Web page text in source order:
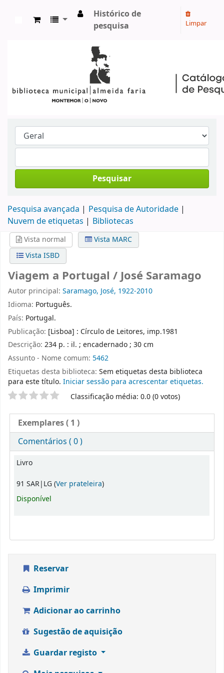
Histórico de
pesquisa
Limpar
Pesquisar
Pesquisa avançada
Pesquisa de Autoridade
Nuvem de etiquetas
Bibliotecas
Vista normal
Vista MARC
Vista ISBD
Viagem a Portugal / José Saramago
Autor principal: Saramago, José, 1922-2010
Idioma: Português.
País: Portugal.
Publicação: [Lisboa] : Círculo de Leitores, imp.1981
Descrição: 234 p. : il. ; encadernado ; 30 cm
Assunto - Nome comum: 5462
Etiquetas desta biblioteca: Sem etiquetas desta biblioteca
para este título. Iniciar sessão para acrescentar etiquetas.
Pontuação Classificação média: 0.0 (0 votos)
Exemplares( 1 )
Comentários ( 0 )
Exemplares
Livro
91 SAR|LG (Ver prateleira(Abre abaixo)
)
Disponível
Reservar
Imprimir
Adicionar ao carrinho
Sugestão de aquisição
Guardar registo